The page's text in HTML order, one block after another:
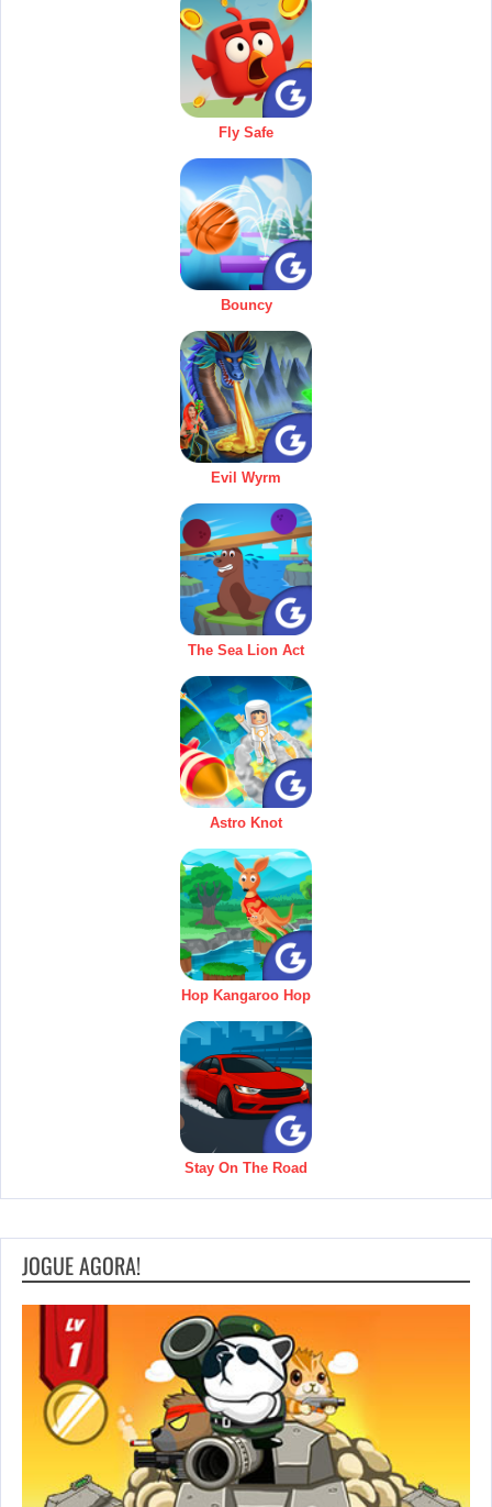
Fly Safe
Bouncy
Evil Wyrm
The Sea Lion Act
Astro Knot
Hop Kangaroo Hop
Stay On The Road
JOGUE AGORA!